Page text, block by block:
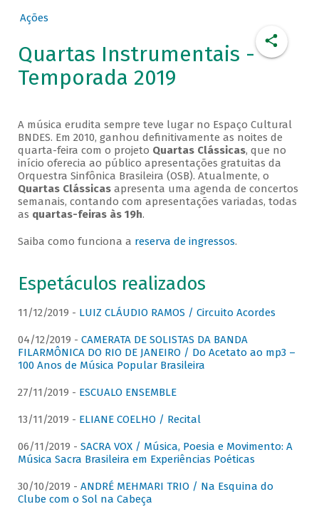
Ações
Quartas Instrumentais -
Temporada 2019
A música erudita sempre teve lugar no Espaço Cultural
BNDES. Em 2010, ganhou definitivamente as noites de
quarta-feira com o projeto Quartas Clássicas, que no
início oferecia ao público apresentações gratuitas da
Orquestra Sinfônica Brasileira (OSB). Atualmente, o
Quartas Clássicasapresenta uma agenda de concertos
semanais, contando com apresentações variadas, todas
as quartas-feiras às 19h.
Saiba como funciona a reserva de ingressos.
Espetáculos realizados
11/12/2019 - LUIZ CLÁUDIO RAMOS / Circuito Acordes
04/12/2019 - CAMERATA DE SOLISTAS DA BANDA
FILARMÔNICA DO RIO DE JANEIRO / Do Acetato ao mp3 –
100 Anos de Música Popular Brasileira
27/11/2019 - ESCUALO ENSEMBLE
13/11/2019 - ELIANE COELHO / Recital
06/11/2019 - SACRA VOX / Música, Poesia e Movimento: A
Música Sacra Brasileira em Experiências Poéticas
30/10/2019 - ANDRÉ MEHMARI TRIO / Na Esquina do
Clube com o Sol na Cabeça